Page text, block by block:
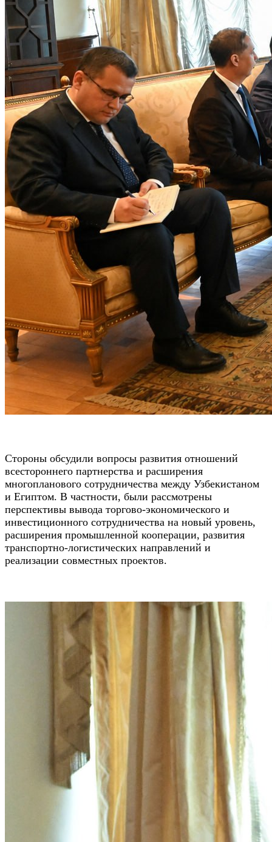
Стороны обсудили вопросы развития отношений
всестороннего партнерства и расширения
многопланового сотрудничества между Узбекистаном
и Египтом. В частности, были рассмотрены
перспективы вывода торгово-экономического и
инвестиционного сотрудничества на новый уровень,
расширения промышленной кооперации, развития
транспортно-логистических направлений и
реализации совместных проектов.